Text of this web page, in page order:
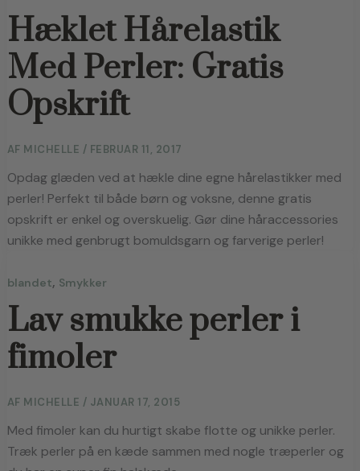
Hæklet Hårelastik
Med Perler: Gratis
Opskrift
AF MICHELLE / FEBRUAR 11, 2017
Opdag glæden ved at hækle dine egne hårelastikker med
perler! Perfekt til både børn og voksne, denne gratis
opskrift er enkel og overskuelig. Gør dine håraccessories
unikke med genbrugt bomuldsgarn og farverige perler!
blandet, Smykker
Lav smukke perler i
fimoler
AF MICHELLE / JANUAR 17, 2015
Med fimoler kan du hurtigt skabe flotte og unikke perler.
Træk perler på en kæde sammen med nogle træperler og